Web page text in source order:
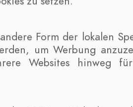
Form der lokalen
um Werbung
Websites hinweg